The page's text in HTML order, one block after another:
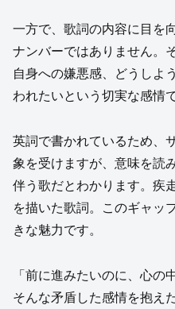
一方で、歌詞の内容に目を
ナンバーではありません。
自身への嫌悪感、どうしよ
われたいという切実な感情で
英詞で書かれているため、
象を受けますが、意味を読
伴う歌だとわかります。疾
を描いた歌詞。このギャッ
きな魅力です。
「前に進みたいのに、心の
そんな矛盾した感情を抱え